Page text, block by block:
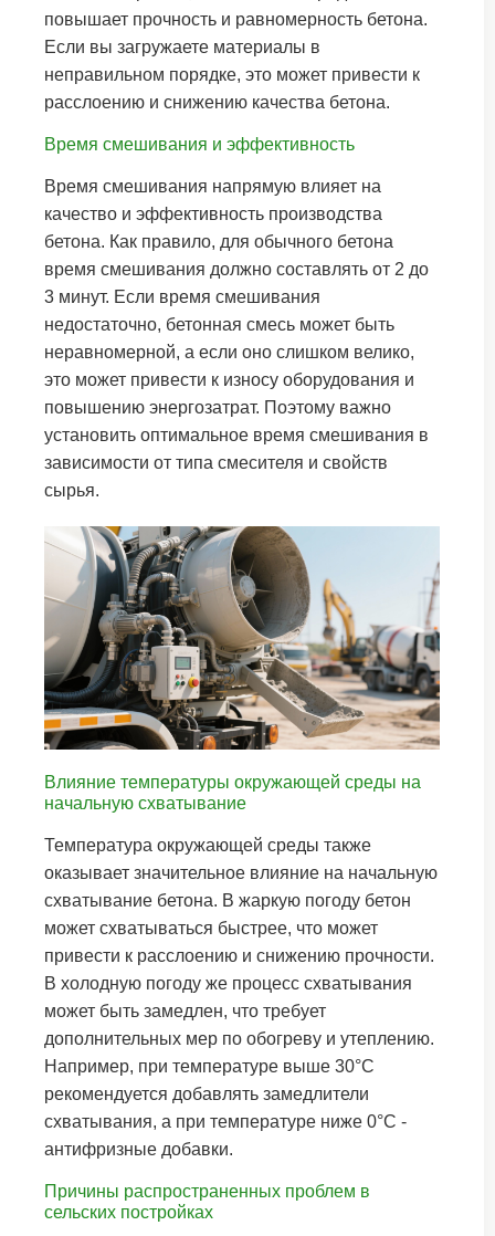
повышает прочность и равномерность бетона.
Если вы загружаете материалы в
неправильном порядке, это может привести к
расслоению и снижению качества бетона.
Время смешивания и эффективность
Время смешивания напрямую влияет на
качество и эффективность производства
бетона. Как правило, для обычного бетона
время смешивания должно составлять от 2 до
3 минут. Если время смешивания
недостаточно, бетонная смесь может быть
неравномерной, а если оно слишком велико,
это может привести к износу оборудования и
повышению энергозатрат. Поэтому важно
установить оптимальное время смешивания в
зависимости от типа смесителя и свойств
сырья.
Влияние температуры окружающей среды на
начальную схватывание
Температура окружающей среды также
оказывает значительное влияние на начальную
схватывание бетона. В жаркую погоду бетон
может схватываться быстрее, что может
привести к расслоению и снижению прочности.
В холодную погоду же процесс схватывания
может быть замедлен, что требует
дополнительных мер по обогреву и утеплению.
Например, при температуре выше 30°C
рекомендуется добавлять замедлители
схватывания, а при температуре ниже 0°C -
антифризные добавки.
Причины распространенных проблем в
сельских постройках